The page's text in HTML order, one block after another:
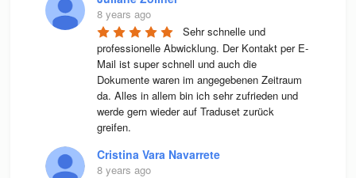
8 years ago
Sehr schnelle und
professionelle Abwicklung. Der Kontakt per E-
Mail ist super schnell und auch die
Dokumente waren im angegebenen Zeitraum
da. Alles in allem bin ich sehr zufrieden und
werde gern wieder auf Traduset zurück
greifen.
Cristina Vara Navarrete
8 years ago